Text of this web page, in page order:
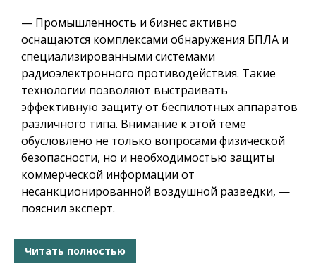
— Промышленность и бизнес активно
оснащаются комплексами обнаружения БПЛА и
специализированными системами
радиоэлектронного противодействия. Такие
технологии позволяют выстраивать
эффективную защиту от беспилотных аппаратов
различного типа. Внимание к этой теме
обусловлено не только вопросами физической
безопасности, но и необходимостью защиты
коммерческой информации от
несанкционированной воздушной разведки, —
пояснил эксперт.
Читать полностью